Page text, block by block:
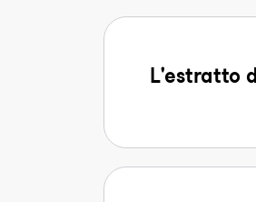
L'estratto